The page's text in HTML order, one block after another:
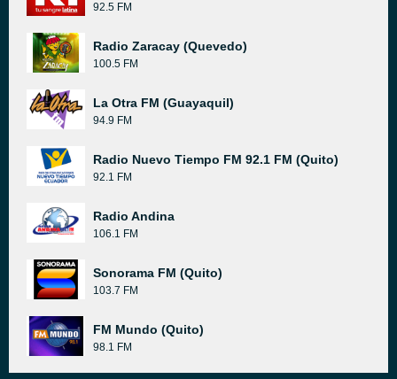
92.5 FM
Radio Zaracay (Quevedo)
100.5 FM
La Otra FM (Guayaquil)
94.9 FM
Radio Nuevo Tiempo FM 92.1 FM (Quito)
92.1 FM
Radio Andina
106.1 FM
Sonorama FM (Quito)
103.7 FM
FM Mundo (Quito)
98.1 FM